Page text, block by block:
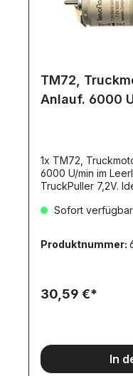
TM72,
Anlauf. 6000
1x TM72,
6000 U/min im
TruckPuller 7,2V.
CLeerlaufdrehzahl:
WKurzzeit max.
NcmKurzzeit max.
WBlockierstrom: 19
Sofort
Produktnummer:
30,59 €*
In